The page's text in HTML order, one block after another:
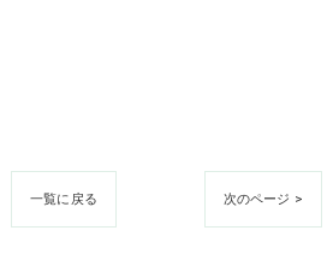
一覧に戻る 次のページ >